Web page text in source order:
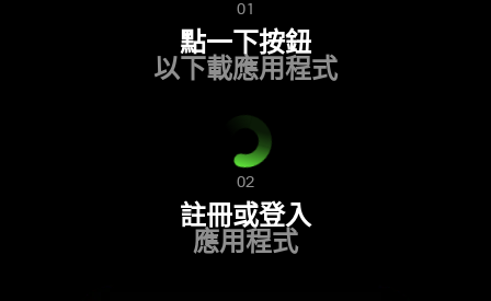
01
點一下按鈕
以下載應用程式
02
註冊或登入
應用程式